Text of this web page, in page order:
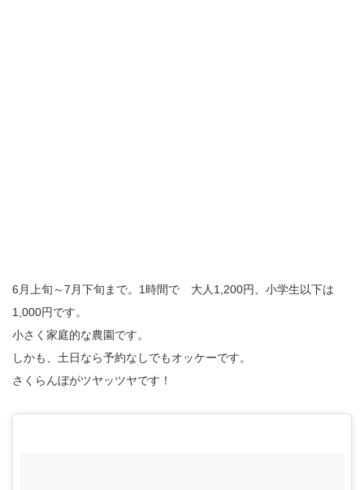
6月上旬～7月下旬まで。1時間で 大人1,200円、小学生以下は
1,000円です。
小さく家庭的な農園です。
しかも、土日なら予約なしでもオッケーです。
さくらんぼがツヤッツヤです！